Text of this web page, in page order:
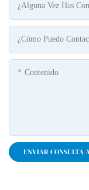
¿Alguna Vez Has
¿Cómo Puedo
Contenido
ENVIAR CONSULTA